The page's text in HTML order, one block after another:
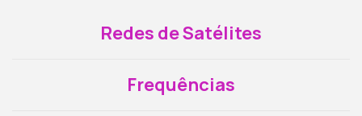
Redes de Satélites
Frequências